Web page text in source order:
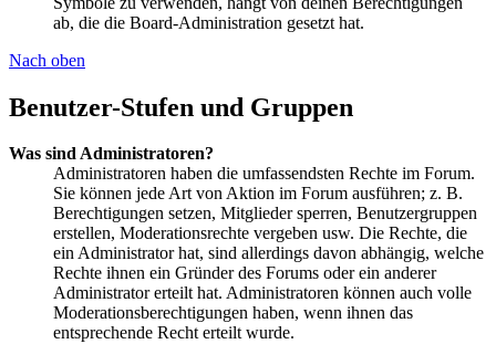
ab, die die Board-Administration gesetzt hat.
Nach oben
Benutzer-Stufen und Gruppen
Was sind Administratoren?
Administratoren haben die umfassendsten Rechte im Forum.
Sie können jede Art von Aktion im Forum ausführen; z. B.
Berechtigungen setzen, Mitglieder sperren, Benutzergruppen
erstellen, Moderationsrechte vergeben usw. Die Rechte, die
ein Administrator hat, sind allerdings davon abhängig, welche
Rechte ihnen ein Gründer des Forums oder ein anderer
Administrator erteilt hat. Administratoren können auch volle
Moderationsberechtigungen haben, wenn ihnen das
entsprechende Recht erteilt wurde.